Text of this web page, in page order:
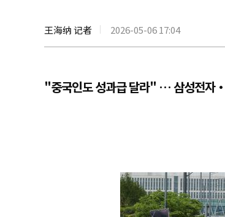
王海纳 记者 2026-05-06 17:04
"중국인도 성과급 달라" … 삼성전자